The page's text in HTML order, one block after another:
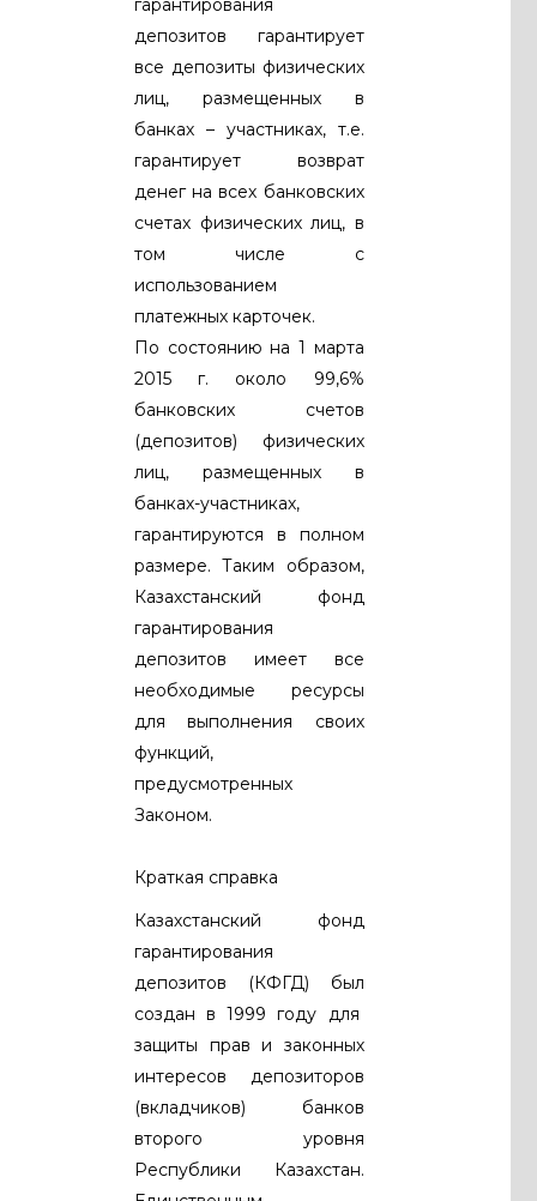
гарантирования
депозитов гарантирует
все депозиты физических
лиц, размещенных в
банках – участниках, т.е.
гарантирует возврат
денег на всех банковских
счетах физических лиц, в
том числе с
использованием
платежных карточек.
По состоянию на 1 марта
2015 г. около 99,6%
банковских счетов
(депозитов) физических
лиц, размещенных в
банках-участниках,
гарантируются в полном
размере. Таким образом,
Казахстанский фонд
гарантирования
депозитов имеет все
необходимые ресурсы
для выполнения своих
функций,
предусмотренных
Законом.
Краткая справка
Казахстанский фонд
гарантирования
депозитов (КФГД) был
создан в 1999 году для
защиты прав и законных
интересов депозиторов
(вкладчиков) банков
второго уровня
Республики Казахстан.